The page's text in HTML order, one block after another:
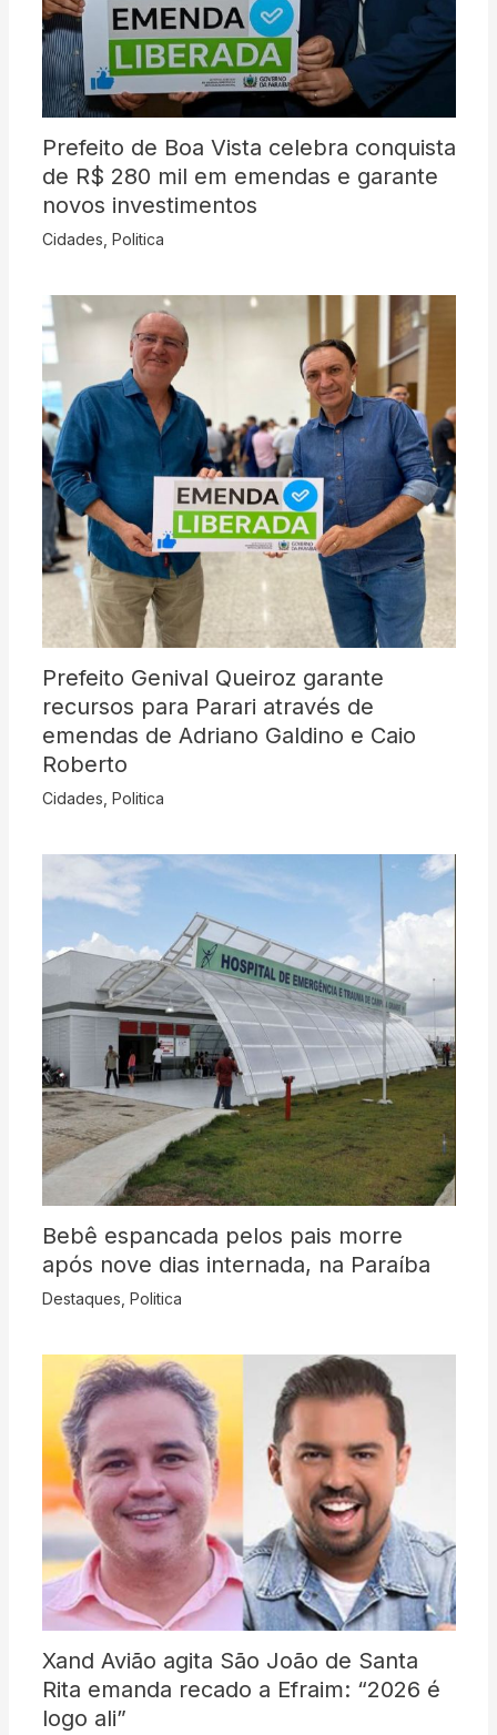
Prefeito de Boa Vista celebra conquista
de R$ 280 mil em emendas e garante
novos investimentos
Cidades Politica
Prefeito Genival Queiroz garante
recursos para Parari através de
emendas de Adriano Galdino e Caio
Roberto
Cidades Politica
Bebê espancada pelos pais morre
após nove dias internada, na Paraíba
Destaques, Politica
Xand Avião agita São João de Santa
Rita emanda recado a Efraim: “2026 é
logo ali”